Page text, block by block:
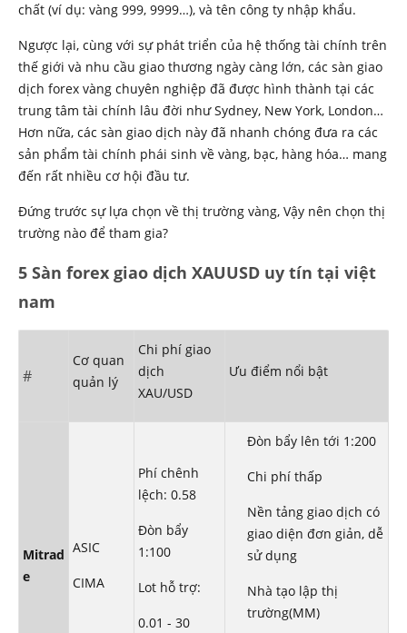
chất (ví dụ: vàng 999, 9999…), và tên công ty nhập khẩu.
Ngược lại, cùng với sự phát triển của hệ thống tài chính trên
thế giới và nhu cầu giao thương ngày càng lớn, các sàn giao
dịch forex vàng chuyên nghiệp đã được hình thành tại các
trung tâm tài chính lâu đời như Sydney, New York, London…
Hơn nữa, các sàn giao dịch này đã nhanh chóng đưa ra các
sản phẩm tài chính phái sinh về vàng, bạc, hàng hóa… mang
đến rất nhiều cơ hội đầu tư.
Đứng trước sự lựa chọn về thị trường vàng, Vậy nên chọn thị
trường nào để tham gia?
5 Sàn forex giao dịch XAUUSD uy tín tại việt
nam
#
Cơ quan
quản lý
Chi phí giao
dịch
XAU/USD
Ưu điểm nổi bật
Mitrad
e
ASIC
CIMA
Phí chênh
lệch: 0.58
Đòn bẩy
1:100
Lot hỗ trợ:
0.01 - 30
Đòn bẩy lên tới 1:200
Chi phí thấp
Nền tảng giao dịch có
giao diện đơn giản, dễ
sử dụng
Nhà tạo lập thị
trường(MM)